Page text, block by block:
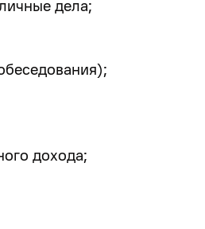
дела;
дохода;